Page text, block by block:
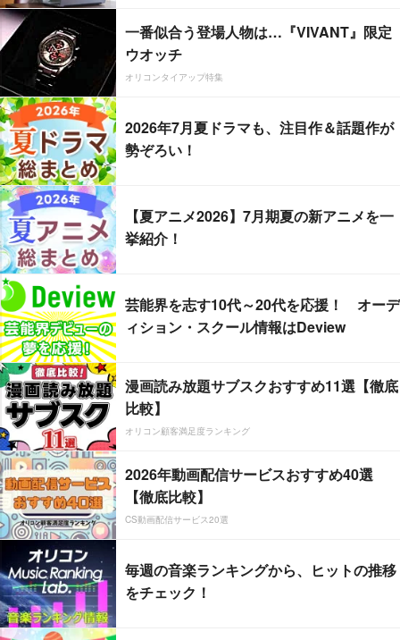
一番似合う登場人物は…『VIVANT』限定
ウオッチ
オリコンタイアップ特集
2026年7月夏ドラマも、注目作＆話題作が
勢ぞろい！
【夏アニメ2026】7月期夏の新アニメを一
挙紹介！
芸能界を志す10代～20代を応援！ オーデ
ィション・スクール情報はDeview
漫画読み放題サブスクおすすめ11選【徹底
比較】
オリコン顧客満足度ランキング
2026年動画配信サービスおすすめ40選
【徹底比較】
CS動画配信サービス20選
毎週の音楽ランキングから、ヒットの推移
をチェック！